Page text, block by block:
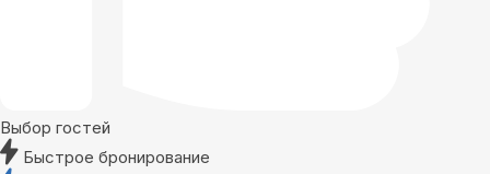
Выбор гостей
Быстрое бронирование